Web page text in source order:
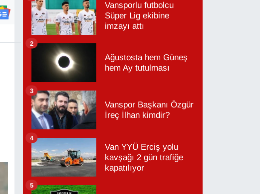
Vansporlu futbolcu
Süper Lig ekibine
imzayı attı
Ağustosta hem Güneş
hem Ay tutulması
2
Vanspor Başkanı Özgür
İreç İlhan kimdir?
3
Van YYÜ Erciş yolu
kavşağı 2 gün trafiğe
kapatılıyor
4
5